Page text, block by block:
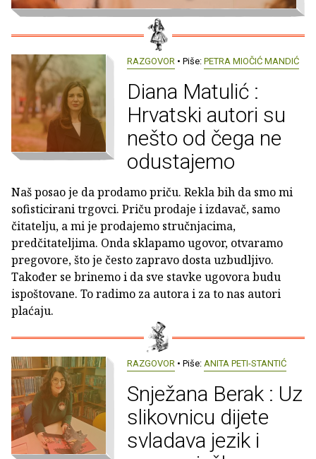
RAZGOVOR• Piše: PETRA MIOČIĆ MANDIĆ
Diana Matulić :
Hrvatski autori su
nešto od čega ne
odustajemo
Naš posao je da prodamo priču. Rekla bih da smo mi
sofisticirani trgovci. Priču prodaje i izdavač, samo
čitatelju, a mi je prodajemo stručnjacima,
predčitateljima. Onda sklapamo ugovor, otvaramo
pregovore, što je često zapravo dosta uzbudljivo.
Također se brinemo i da sve stavke ugovora budu
ispoštovane. To radimo za autora i za to nas autori
plaćaju.
RAZGOVOR• Piše: ANITA PETI-STANTIĆ
Snježana Berak : Uz
slikovnicu dijete
svladava jezik i